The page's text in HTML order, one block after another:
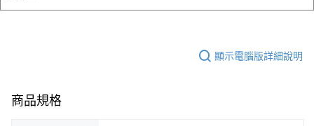
顯示電腦版詳細說明
商品規格